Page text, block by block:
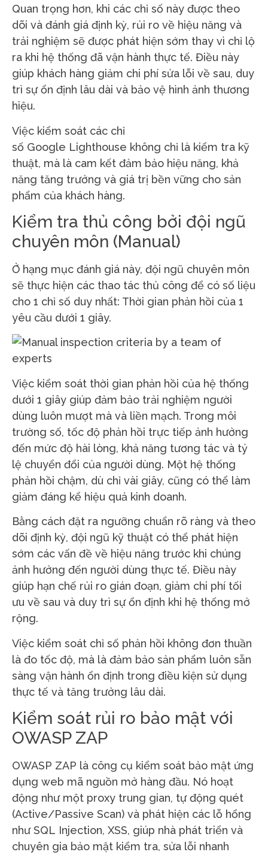
Quan trọng hơn, khi các chỉ số này được theo
dõi và đánh giá định kỳ, rủi ro về hiệu năng và
trải nghiệm sẽ được phát hiện sớm thay vì chỉ lộ
ra khi hệ thống đã vận hành thực tế. Điều này
giúp khách hàng giảm chi phí sửa lỗi về sau, duy
trì sự ổn định lâu dài và bảo vệ hình ảnh thương
hiệu.
Việc kiểm soát các chỉ
số Google Lighthouse không chỉ là kiểm tra kỹ
thuật, mà là cam kết đảm bảo hiệu năng, khả
năng tăng trưởng và giá trị bền vững cho sản
phẩm của khách hàng.
Kiểm tra thủ công bởi đội ngũ
chuyên môn (Manual)
Ở hạng mục đánh giá này, đội ngũ chuyên môn
sẽ thực hiện các thao tác thủ công để có số liệu
cho 1 chỉ số duy nhất: Thời gian phản hồi của 1
yêu cầu dưới 1 giây.
Việc kiểm soát thời gian phản hồi của hệ thống
dưới 1 giây giúp đảm bảo trải nghiệm người
dùng luôn mượt mà và liền mạch. Trong môi
trường số, tốc độ phản hồi trực tiếp ảnh hưởng
đến mức độ hài lòng, khả năng tương tác và tỷ
lệ chuyển đổi của người dùng. Một hệ thống
phản hồi chậm, dù chỉ vài giây, cũng có thể làm
giảm đáng kể hiệu quả kinh doanh.
Bằng cách đặt ra ngưỡng chuẩn rõ ràng và theo
dõi định kỳ, đội ngũ kỹ thuật có thể phát hiện
sớm các vấn đề về hiệu năng trước khi chúng
ảnh hưởng đến người dùng thực tế. Điều này
giúp hạn chế rủi ro gián đoạn, giảm chi phí tối
ưu về sau và duy trì sự ổn định khi hệ thống mở
rộng.
Việc kiểm soát chỉ số phản hồi không đơn thuần
là đo tốc độ, mà là đảm bảo sản phẩm luôn sẵn
sàng vận hành ổn định trong điều kiện sử dụng
thực tế và tăng trưởng lâu dài.
Kiểm soát rủi ro bảo mật với
OWASP ZAP
OWASP ZAP là công cụ kiểm soát bảo mật ứng
dụng web mã nguồn mở hàng đầu. Nó hoạt
động như một proxy trung gian, tự động quét
(Active/Passive Scan) và phát hiện các lỗ hổng
như SQL Injection, XSS, giúp nhà phát triển và
chuyên gia bảo mật kiểm tra, sửa lỗi nhanh